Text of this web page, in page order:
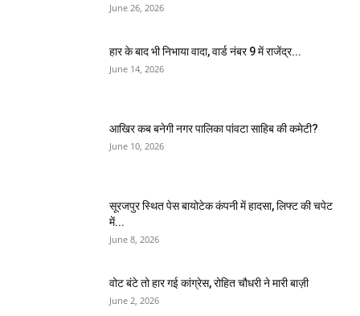
June 26, 2026
हार के बाद भी निभाया वादा, वार्ड नंबर 9 में राजेंद्र...
June 14, 2026
आखिर कब बनेगी नगर पालिका पांवटा साहिब की कमेटी?
June 10, 2026
सूरजपुर स्थित पेस बायोटेक कंपनी में हादसा, लिफ्ट की चपेट
में...
June 8, 2026
वोट बंटे तो हार गई कांग्रेस, रोहित चौधरी ने मारी बाज़ी
June 2, 2026